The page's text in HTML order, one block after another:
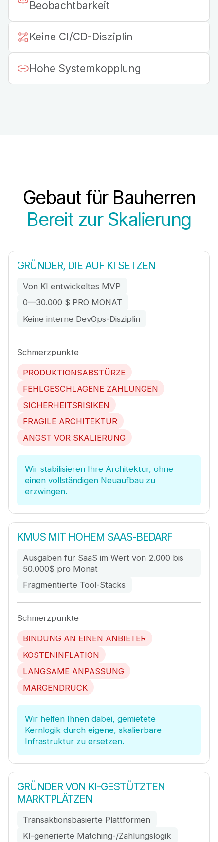
Beobachtbarkeit
Keine CI/CD-Disziplin
Hohe Systemkopplung
Gebaut für Bauherren
Bereit zur Skalierung
GRÜNDER, DIE AUF KI SETZEN
Von KI entwickeltes MVP
0—30.000 $ PRO MONAT
Keine interne DevOps-Disziplin
Schmerzpunkte
PRODUKTIONSABSTÜRZE
FEHLGESCHLAGENE ZAHLUNGEN
SICHERHEITSRISIKEN
FRAGILE ARCHITEKTUR
ANGST VOR SKALIERUNG
Wir stabilisieren Ihre Architektur, ohne
einen vollständigen Neuaufbau zu
erzwingen.
KMUS MIT HOHEM SAAS-BEDARF
Ausgaben für SaaS im Wert von 2.000 bis
50.000$ pro Monat
Fragmentierte Tool-Stacks
Schmerzpunkte
BINDUNG AN EINEN ANBIETER
KOSTENINFLATION
LANGSAME ANPASSUNG
MARGENDRUCK
Wir helfen Ihnen dabei, gemietete
Kernlogik durch eigene, skalierbare
Infrastruktur zu ersetzen.
GRÜNDER VON KI-GESTÜTZTEN
MARKTPLÄTZEN
Transaktionsbasierte Plattformen
KI-generierte Matching-/Zahlungslogik